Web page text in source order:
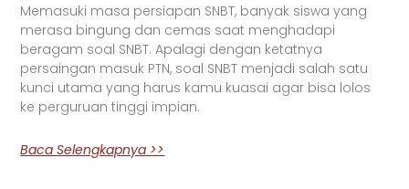
Memasuki masa persiapan SNBT, banyak siswa yang
merasa bingung dan cemas saat menghadapi
beragam soal SNBT. Apalagi dengan ketatnya
persaingan masuk PTN, soal SNBT menjadi salah satu
kunci utama yang harus kamu kuasai agar bisa lolos
ke perguruan tinggi impian.
Baca Selengkapnya >>